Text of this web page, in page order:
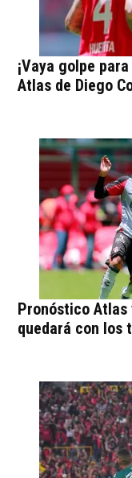
¡Vaya golpe
Atlas de Diego
Pronóstico Atlas
quedará con los